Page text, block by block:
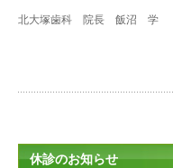
北大塚歯科 院長 飯沼 学
休診のお知らせ